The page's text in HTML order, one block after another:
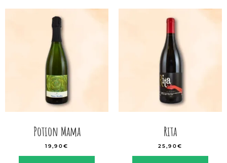
Potion Mama
19,90€
Rita
25,90€